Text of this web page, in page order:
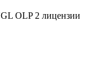
OLP 2 лицензии